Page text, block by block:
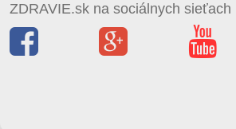
ZDRAVIE.sk na sociálnych sieťach